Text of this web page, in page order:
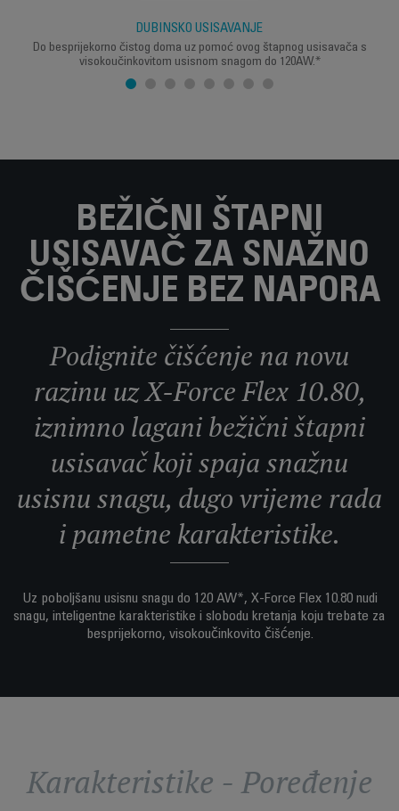
DUBINSKO USISAVANJE
Do besprijekorno čistog doma uz pomoć ovog štapnog usisavača s
visokoučinkovitom usisnom snagom do 120AW.*
BEŽIČNI ŠTAPNI
USISAVAČ ZA SNAŽNO
ČIŠĆENJE BEZ NAPORA
Podignite čišćenje na novu
razinu uz X-Force Flex 10.80,
iznimno lagani bežični štapni
usisavač koji spaja snažnu
usisnu snagu, dugo vrijeme rada
i pametne karakteristike.
Uz poboljšanu usisnu snagu do 120 AW*, X-Force Flex 10.80 nudi
snagu, inteligentne karakteristike i slobodu kretanja koju trebate za
besprijekorno, visokoučinkovito čišćenje.
Karakteristike - Poređenje